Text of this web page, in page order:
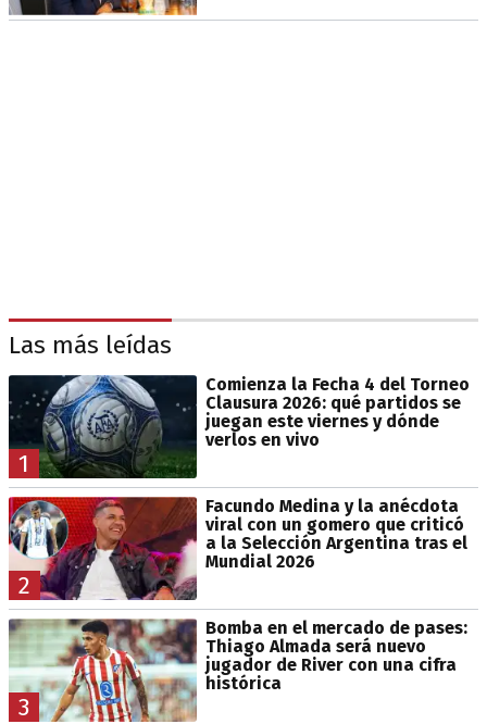
Las más leídas
1
Comienza la Fecha 4 del Torneo
Clausura 2026: qué partidos se
juegan este viernes y dónde
verlos en vivo
2
Facundo Medina y la anécdota
viral con un gomero que criticó
a la Selección Argentina tras el
Mundial 2026
3
Bomba en el mercado de pases:
Thiago Almada será nuevo
jugador de River con una cifra
histórica